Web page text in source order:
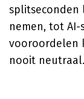
splitseconden
nemen, tot AI-
vooroordelen
nooit neutraal.